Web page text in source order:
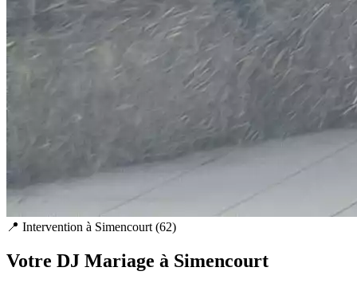
📍 Intervention à Simencourt (62)
Votre DJ Mariage à Simencourt